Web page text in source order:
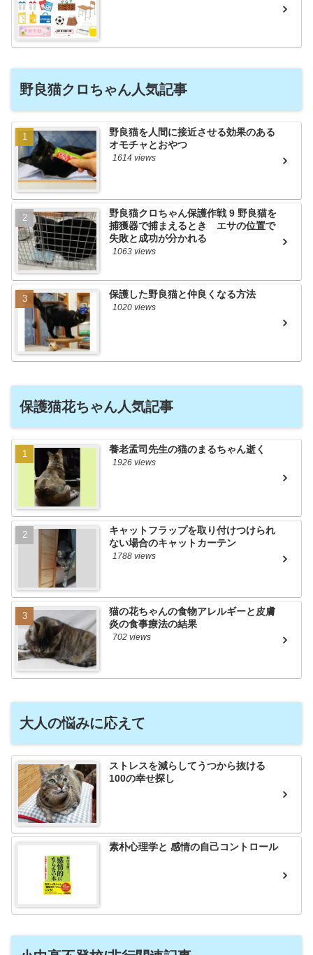
野良猫クロちゃん人気記事
野良猫を人間に接近させる効果のある
オモチャとおやつ
1614 views
野良猫クロちゃん保護作戦 9 野良猫を
捕獲器で捕まえるとき エサの位置で
失敗と成功が分かれる
1063 views
保護した野良猫と仲良くなる方法
1020 views
保護猫花ちゃん人気記事
養老孟司先生の猫のまるちゃん逝く
1926 views
キャットフラップを取り付けつけられ
ない場合のキャットカーテン
1788 views
猫の花ちゃんの食物アレルギーと皮膚
炎の食事療法の結果
702 views
大人の悩みに応えて
ストレスを減らしてうつから抜ける
100の幸せ探し
素朴心理学と 感情の自己コントロール